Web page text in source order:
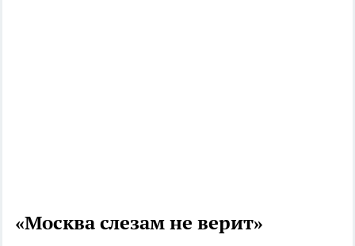
«Москва слезам не верит»